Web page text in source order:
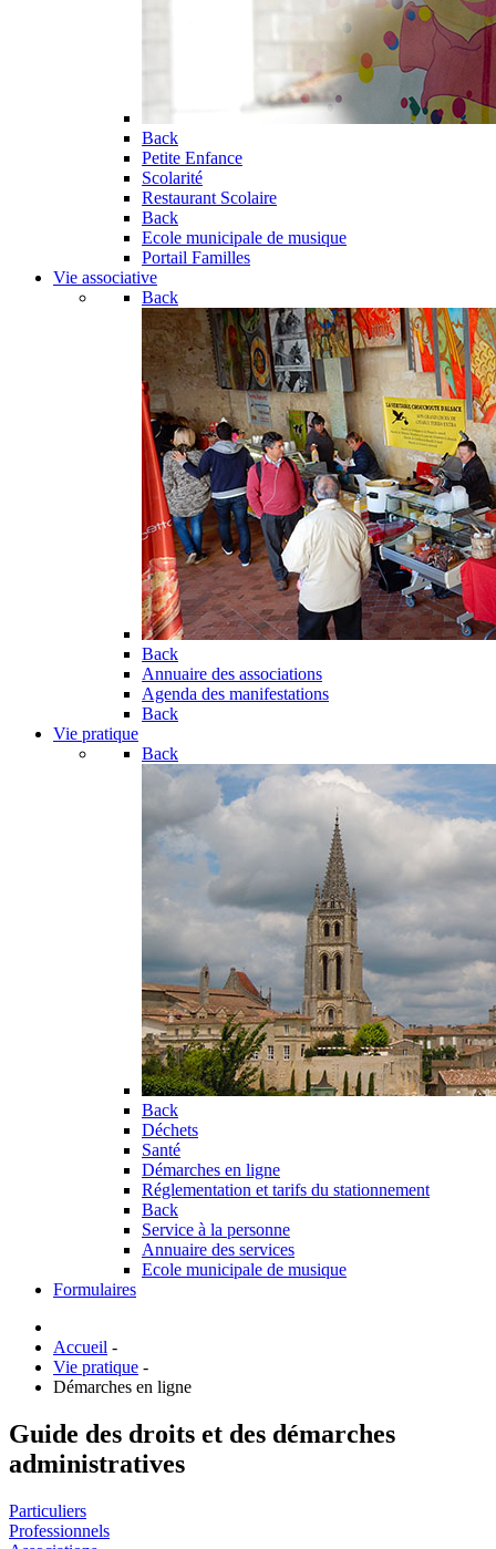
Back
Petite Enfance
Scolarité
Restaurant Scolaire
Back
Ecole municipale de musique
Portail Familles
Vie associative
Back
Back
Annuaire des associations
Agenda des manifestations
Back
Vie pratique
Back
Back
Déchets
Santé
Démarches en ligne
Réglementation et tarifs du stationnement
Back
Service à la personne
Annuaire des services
Ecole municipale de musique
Formulaires
Accueil -
Vie pratique -
Démarches en ligne
Guide des droits et des démarches
administratives
Particuliers
Professionnels